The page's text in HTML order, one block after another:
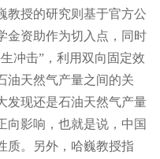
教授的研究则基于官方公
金资助作为切入点，同时
冲击”，利用双向固定效
油天然气产量之间的关
发现还是石油天然气产量
向影响，也就是说，中国
质。另外，哈巍教授指